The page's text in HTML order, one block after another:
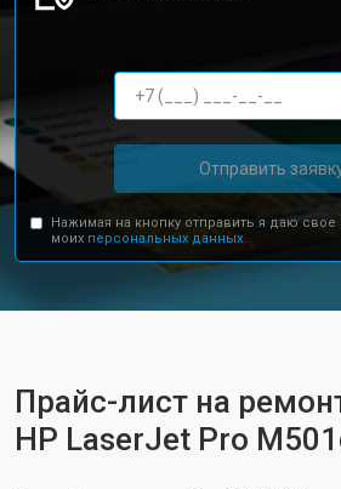
Отправить
Нажимая на кнопку отправить я даю свое
моих персональных данных.
Прайс-лист на
HP LaserJet Pro